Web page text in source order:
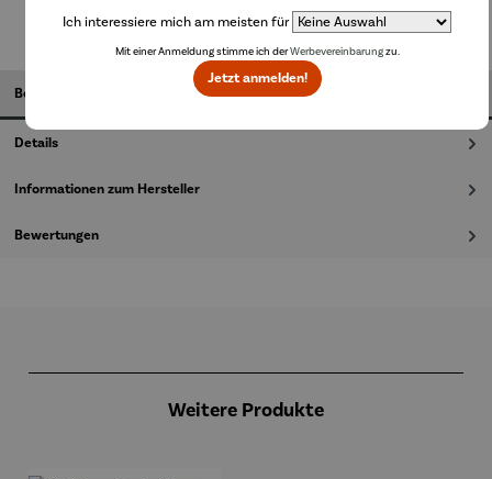
Beschreibung
Details
Informationen zum Hersteller
Bewertungen
Weitere Produkte
Ich interessiere mich am meisten für
Mit einer Anmeldung stimme ich derWerbevereinbarungzu.
Jetzt anmelden!